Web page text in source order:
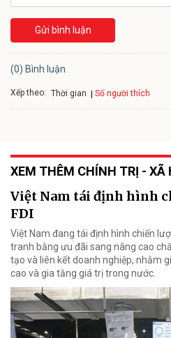
Gửi bình luận
(0) Bình luận
Xếp theo: Thời gian Số người thích
XEM THÊM CHÍNH TRỊ - XÃ
Việt Nam tái định hình
FDI
Việt Nam đang tái định hình chiến
tranh bằng ưu đãi sang nâng cao
tạo và liên kết doanh nghiệp, nhằm
cao và gia tăng giá trị trong nước.